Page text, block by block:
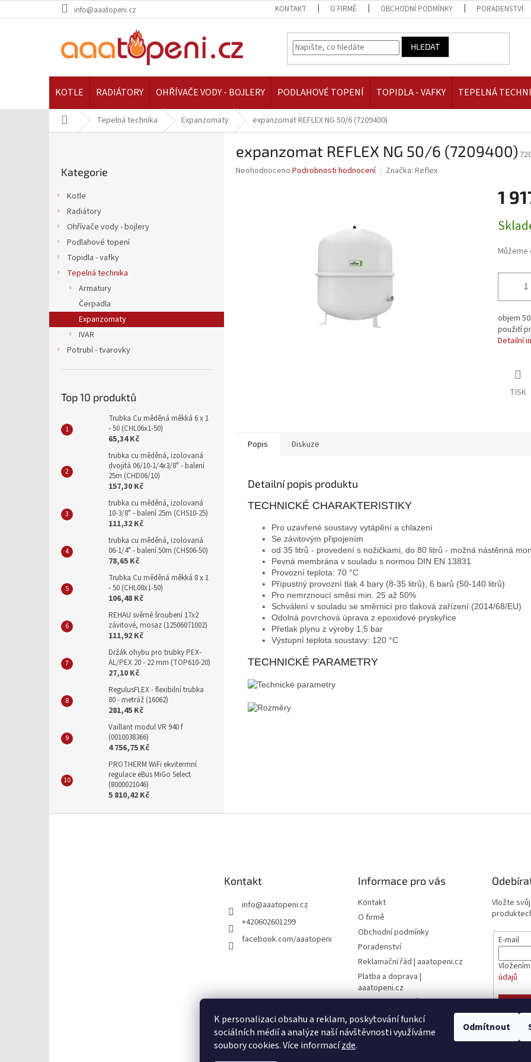
K personalizaci obsahu a reklam, poskytování funkcí
sociálních médií a analýze naší návštěvnosti využíváme
soubory cookies. Více informacízde.
Odmítnout
na
info@aaatopeni.cz KONTAKT O FIRMĚ OBCHODNÍ PODMÍNKY PORADENSTVÍ
HLEDAT
KOTLE RADIÁTORY OHŘÍVAČE VODY - BOJLERY PODLAHOVÉ TOPENÍ TOPIDLA - VAFKY TEPELNÁ
Domů Tepelná technika Expanzomaty expanzomat REFLEX NG 50/6 (7209400)
l
kategorie
Kategorie
Kotle
Radiátory
Ohřívače vody - bojlery
Podlahové topení
Topidla - vafky
Tepelná technika
Armatury
Čerpadla
Expanzomaty
IVAR
Potrubí - tvarovky
Top 10 produktů
Trubka Cu měděná měkká 6 x 1
- 50 (CHL06x1-50)
65,34 Kč
trubka cu měděná, izolovaná
dvojitá 06/10-1/4x3/8" - balení
25m (CHD06/10)
157,30 Kč
trubka cu měděná, izolovaná
10-3/8" - balení 25m (CHS10-25)
111,32 Kč
trubka cu měděná, izolovaná
06-1/4" - balení 50m (CHS06-50)
78,65 Kč
Trubka Cu měděná měkká 8 x 1
- 50 (CHL08x1-50)
106,48 Kč
REHAU svěrné šroubení 17x2
závitové, mosaz (12506071002)
111,92 Kč
Držák ohybu pro trubky PEX-
AL/PEX 20 - 22 mm (TOP610-20)
27,10 Kč
RegulusFLEX - flexibilní trubka
80 - metráž (16062)
281,45 Kč
Vaillant modul VR 940 f
(0010038366)
4 756,75 Kč
PROTHERM WiFi ekvitermní
regulace eBus MiGo Select
(8000021046)
5 810,42 Kč
expanzomat REFLEX NG 50/6 (7209400)
Průměrné
Neohodnoceno Podrobnosti hodnocení Značka: Reflex
1
cena:
objem
použití
Detailní
TISK
Popis Diskuze
Detailní popis produktu
TECHNICKÉ CHARAKTERISTIKY
Pro uzavřené soustavy vytápění a chlazení
Se závitovým připojením
od 35 litrů - provedení s nožičkami, do 80 litrů - možná nástěnná
Pevná membrána v souladu s normou DIN EN 13831
Provozní teplota: 70 °C
Přípustný provozní tlak 4 bary (8-35 litrů), 6 barů (50-140 litrů)
Pro nemrznoucí směsi min. 25 až 50%
Schválení v souladu se směrnicí pro tlaková zařízení (2014/68/EU)
Odolná povrchová úprava z epoxidové pryskyřice
Přetlak plynu z výroby 1,5 bar
Výstupní teplota soustavy: 120 °C
TECHNICKÉ PARAMETRY
Kontakt
info@aaatopeni.cz
+420602601299
facebook.com/aaatopeni
Informace pro vás
Kontakt
O firmě
Obchodní podmínky
Poradenství
Reklamační řád | aaatopeni.cz
Platba a doprava |
aaatopeni.cz
Ceník dopravy - Toptrans
Dokumenty ke stažení
Vložte
E-mail
údajů